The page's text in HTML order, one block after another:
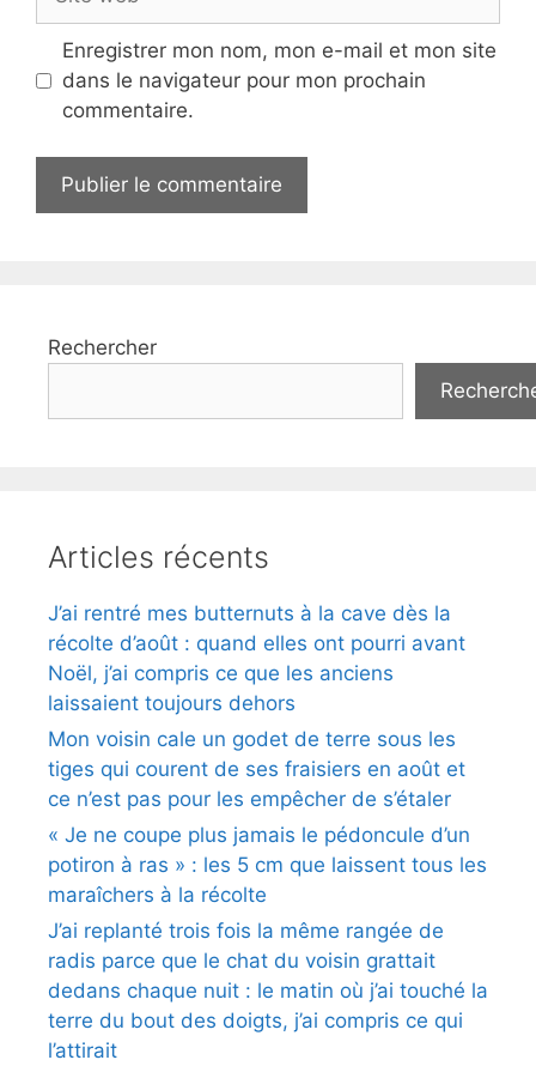
web
Enregistrer mon nom, mon e-mail et mon site
dans le navigateur pour mon prochain
commentaire.
Rechercher
Articles récents
J’ai rentré mes butternuts à la cave dès la
récolte d’août : quand elles ont pourri avant
Noël, j’ai compris ce que les anciens
laissaient toujours dehors
Mon voisin cale un godet de terre sous les
tiges qui courent de ses fraisiers en août et
ce n’est pas pour les empêcher de s’étaler
« Je ne coupe plus jamais le pédoncule d’un
potiron à ras » : les 5 cm que laissent tous les
maraîchers à la récolte
J’ai replanté trois fois la même rangée de
radis parce que le chat du voisin grattait
dedans chaque nuit : le matin où j’ai touché la
terre du bout des doigts, j’ai compris ce qui
l’attirait